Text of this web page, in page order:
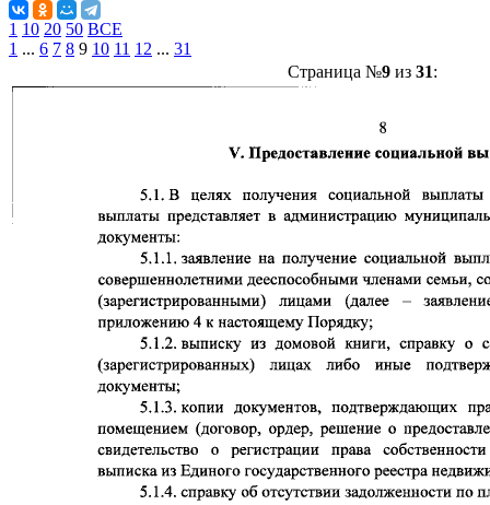
1 10 20 50 ВСЕ
1 ... 6 7 8 9 10 11 12 ... 31
Страница №9из 31: